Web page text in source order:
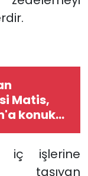
Matis,
konuk
iç işlerine